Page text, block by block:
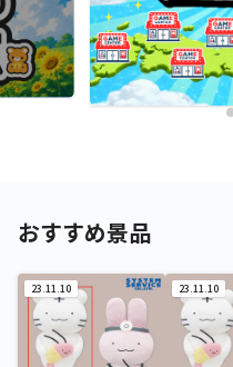
おすすめ景品
23.11.10 23.11.10